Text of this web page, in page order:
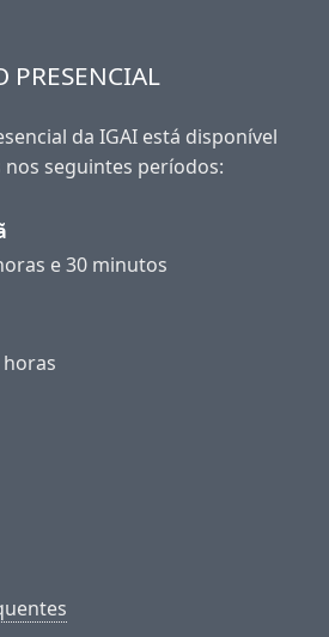
PRESENCIAL
da IGAI está disponível
seguintes períodos:
e 30 minutos
horas